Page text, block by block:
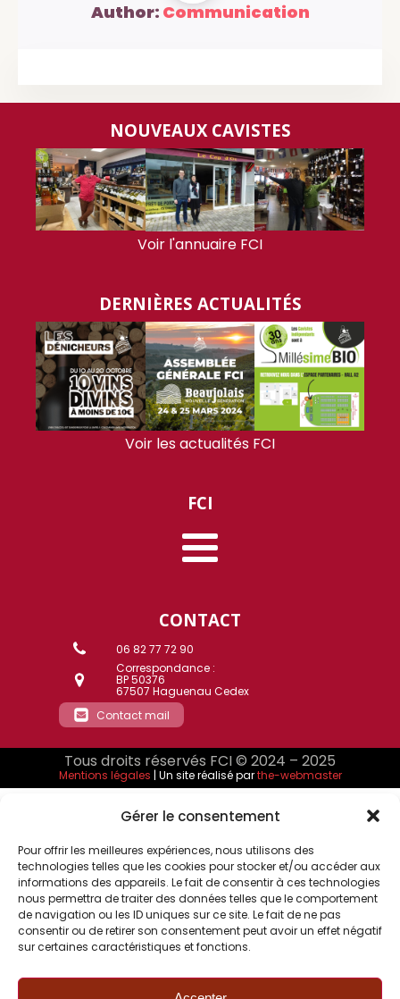
Gérer le consentement
Pour offrir les meilleures expériences, nous utilisons des
technologies telles que les cookies pour stocker et/ou accéder aux
informations des appareils. Le fait de consentir à ces technologies
nous permettra de traiter des données telles que le comportement
de navigation ou les ID uniques sur ce site. Le fait de ne pas
consentir ou de retirer son consentement peut avoir un effet négatif
sur certaines caractéristiques et fonctions.
Author: Communication
NOUVEAUX CAVISTES
Voir l'annuaire FCI
DERNIÈRES ACTUALITÉS
Voir les actualités FCI
FCI
CONTACT
06 82 77 72 90
Correspondance :
BP 50376
67507 Haguenau Cedex
Contact mail
Tous droits réservés FCI © 2024 – 2025
Mentions légales | Un site réalisé parthe-webmaster